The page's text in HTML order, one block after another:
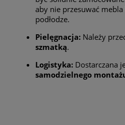
aby nie przesuwać
podłodze.
Pielęgnacja: Należy
szmatką.
Logistyka: Dostarczana
samodzielnego